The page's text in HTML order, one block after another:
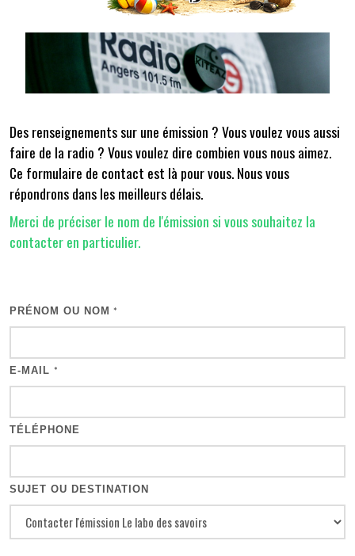
Des renseignements sur une émission ? Vous voulez vous aussi
faire de la radio ? Vous voulez dire combien vous nous aimez.
Ce formulaire de contact est là pour vous. Nous vous
répondrons dans les meilleurs délais.
Merci de préciser le nom de l'émission si vous souhaitez la
contacter en particulier.
PRÉNOM OU NOM *
E-MAIL *
TÉLÉPHONE
SUJET OU DESTINATION